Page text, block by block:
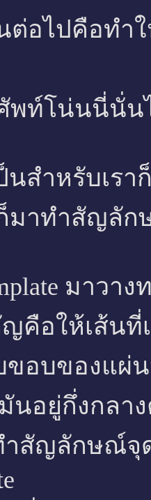
ต่อไปคือทำ
พท์โน่นนี่นั่น
นสำหรับเร
มาทำสัญลัก
มาวาง
คือให้เส้นที่
ขอบของแผ่
นอยู่กึ่งกลา
ำสัญลักษณ์จุ